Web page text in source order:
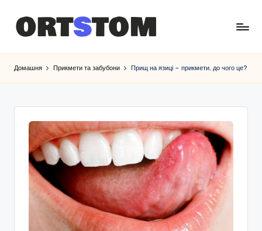
Домашня Прикмети та забубони Прищ на язиці – прикмети, до чого це?